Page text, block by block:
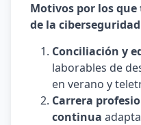
Motivos por los
de la
Conciliación y
laborables de
en verano y
Carrera
continua